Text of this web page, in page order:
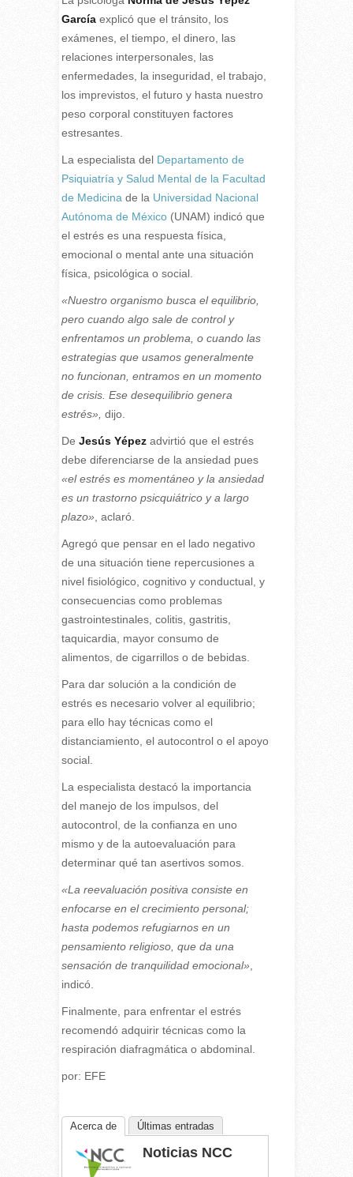
Garcíaexplicó que el tránsito, los
exámenes, el tiempo, el dinero, las
relaciones interpersonales, las
enfermedades, la inseguridad, el trabajo,
los imprevistos, el futuro y hasta nuestro
peso corporal constituyen factores
estresantes.
La especialista del Departamento de
Psiquiatría y Salud Mental de la Facultad
de Medicina de la Universidad Nacional
Autónoma de México(UNAM) indicó que
el estrés es una respuesta física,
emocional o mental ante una situación
física, psicológica o social.
«Nuestro organismo busca el equilibrio,
pero cuando algo sale de control y
enfrentamos un problema, o cuando las
estrategias que usamos generalmente
no funcionan, entramos en un momento
de crisis. Ese desequilibrio genera
estrés», dijo.
De Jesús Yépezadvirtió que el estrés
debe diferenciarse de la ansiedad pues
«el estrés es momentáneo y la ansiedad
es un trastorno psicquiátrico y a largo
plazo» , aclaró.
Agregó que pensar en el lado negativo
de una situación tiene repercusiones a
nivel fisiológico, cognitivo y conductual, y
consecuencias como problemas
gastrointestinales, colitis, gastritis,
taquicardia, mayor consumo de
alimentos, de cigarrillos o de bebidas.
Para dar solución a la condición de
estrés es necesario volver al equilibrio;
para ello hay técnicas como el
distanciamiento, el autocontrol o el apoyo
social.
La especialista destacó la importancia
del manejo de los impulsos, del
autocontrol, de la confianza en uno
mismo y de la autoevaluación para
determinar qué tan asertivos somos.
«La reevaluación positiva consiste en
enfocarse en el crecimiento personal;
hasta podemos refugiarnos en un
pensamiento religioso, que da una
sensación de tranquilidad emocional»
indicó.
Finalmente, para enfrentar el estrés
recomendó adquirir técnicas como la
respiración diafragmática o abdominal.
por: EFE
Acerca de Últimas entradas
Noticias NCC